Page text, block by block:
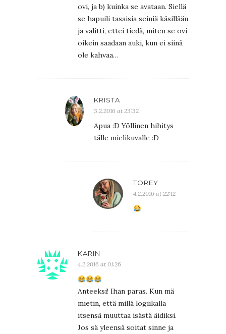
ovi, ja b) kuinka se avataan. Siellä
se hapuili tasaisia seiniä käsillään
ja valitti, ettei tiedä, miten se ovi
oikein saadaan auki, kun ei siinä
ole kahvaa…
KRISTA
3.2.2016 at 23:32
Apua :D Yöllinen hihitys
tälle mielikuvalle :D
TOREY
4.2.2016 at 22:12
KARIN
4.2.2016 at 01:26
Anteeksi! Ihan paras. Kun mä
mietin, että millä logiikalla
itsensä muuttaa isästä äidiksi.
Jos sä yleensä soitat sinne ja